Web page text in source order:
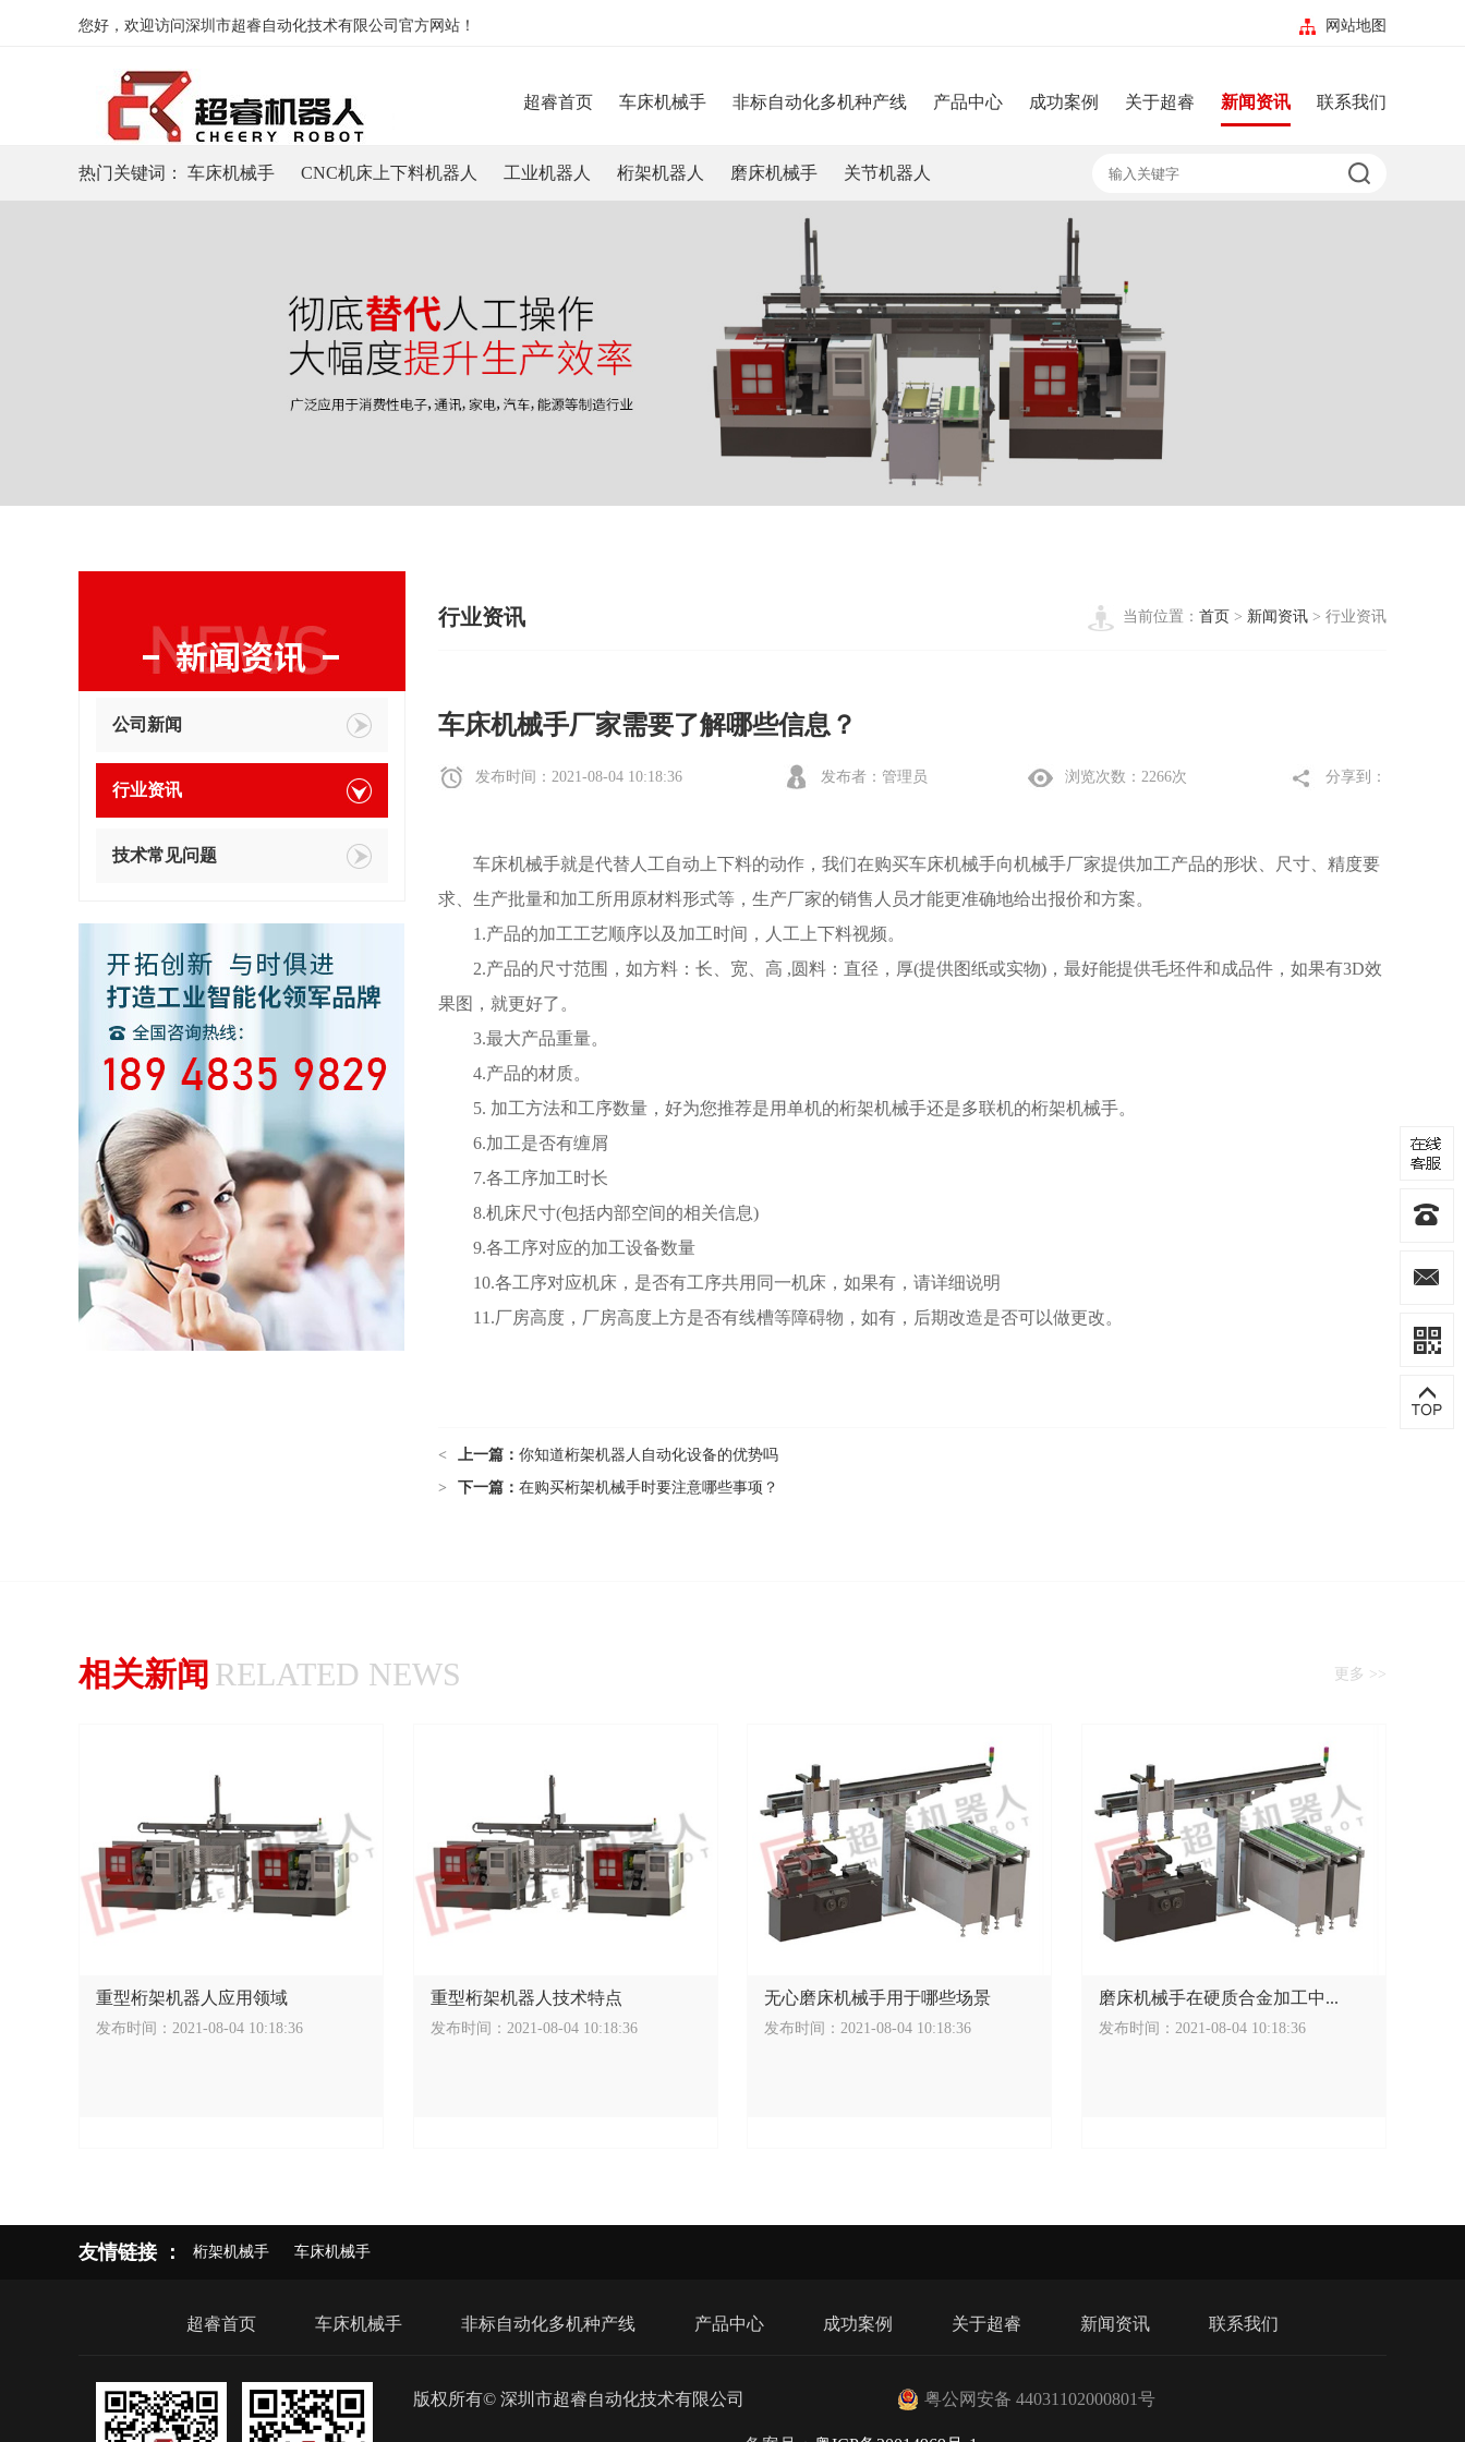
网站地图
您好，欢迎访问深圳市超睿自动化技术有限公司官方网站！
超睿首页 车床机械手 非标自动化多机种产线 产品中心 成功案例 关于超睿 新闻资讯 联系我们
热门关键词： 车床机械手 CNC机床上下料机器人 工业机器人 桁架机器人 磨床机械手 关节机器人
公司新闻
行业资讯
技术常见问题
当前位置： 首页 > 新闻资讯 > 行业资讯
行业资讯
车床机械手厂家需要了解哪些信息？
发布时间：2021-08-04 10:18:36 发布者：管理员 浏览次数：2266次 分享到：
车床机械手就是代替人工自动上下料的动作，我们在购买车床机械手向机械手厂家提供加工产品的形状、尺寸、精度要
求、生产批量和加工所用原材料形式等，生产厂家的销售人员才能更准确地给出报价和方案。
1.产品的加工工艺顺序以及加工时间，人工上下料视频。
2.产品的尺寸范围，如方料：长、宽、高 ,圆料：直径，厚(提供图纸或实物)，最好能提供毛坯件和成品件，如果有3D效
果图，就更好了。
3.最大产品重量。
4.产品的材质。
5. 加工方法和工序数量，好为您推荐是用单机的桁架机械手还是多联机的桁架机械手。
6.加工是否有缠屑
7.各工序加工时长
8.机床尺寸(包括内部空间的相关信息)
9.各工序对应的加工设备数量
10.各工序对应机床，是否有工序共用同一机床，如果有，请详细说明
11.厂房高度，厂房高度上方是否有线槽等障碍物，如有，后期改造是否可以做更改。
< 上一篇： 你知道桁架机器人自动化设备的优势吗
>
下一篇： 在购买桁架机械手时要注意哪些事项？
更多 >>
相关新闻 RELATED NEWS
重型桁架机器人应用领域
发布时间：2021-08-04 10:18:36
重型桁架机器人技术特点
发布时间：2021-08-04 10:18:36
无心磨床机械手用于哪些场景
发布时间：2021-08-04 10:18:36
磨床机械手在硬质合金加工中...
发布时间：2021-08-04 10:18:36
友情链接 ： 桁架机械手 车床机械手
超睿首页 车床机械手 非标自动化多机种产线 产品中心 成功案例 关于超睿 新闻资讯 联系我们
版权所有© 深圳市超睿自动化技术有限公司 粤公网安备 44031102000801号